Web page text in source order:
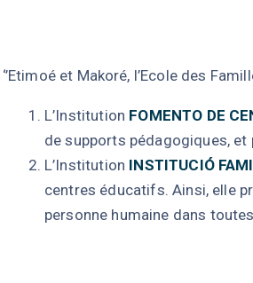
et Makoré, l’Ecole des
L’Institution FOMENTO DE
de supports pédagogiques, et
L’Institution INSTITUCIÓ
centres éducatifs. Ainsi, elle
personne humaine dans